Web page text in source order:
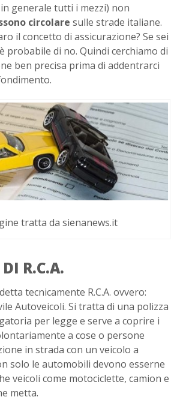
generale tutti i mezzi) non
circolare sulle strade italiane.
il concetto di assicurazione? Se sei
probabile di no. Quindi cerchiamo di
ben precisa prima di addentrarci
tratta da sienanews.it
R.C.A.
tecnicamente R.C.A. ovvero:
Autoveicoli. Si tratta di una polizza
per legge e serve a coprire i
a cose o persone
in strada con un veicolo a
solo le automobili devono esserne
veicoli come motociclette, camion e
metta.